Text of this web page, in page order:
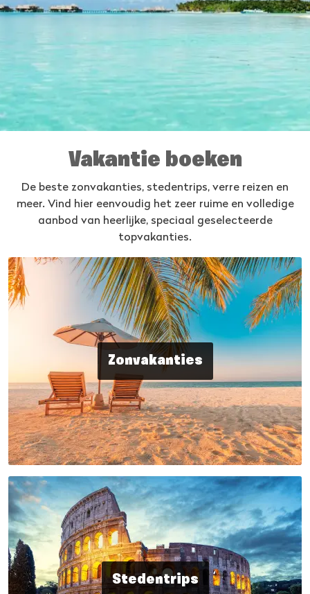
Vakantie boeken
De beste zonvakanties, stedentrips, verre reizen en
meer. Vind hier eenvoudig het zeer ruime en volledige
aanbod van heerlijke, speciaal geselecteerde
topvakanties.
Zonvakanties
Stedentrips